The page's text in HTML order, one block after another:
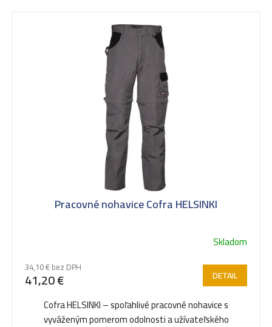
Pracovné nohavice Cofra HELSINKI
Skladom
34,10 € bez DPH
41,20 € DETAIL
Cofra HELSINKI – spoľahlivé pracovné nohavice s
vyváženým pomerom odolnosti a užívateľského